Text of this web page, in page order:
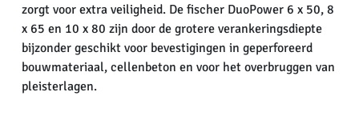
zorgt voor extra veiligheid. De fischer DuoPower 6 x 50, 8
x 65 en 10 x 80 zijn door de grotere verankeringsdiepte
bijzonder geschikt voor bevestigingen in geperforeerd
bouwmateriaal, cellenbeton en voor het overbruggen van
pleisterlagen.